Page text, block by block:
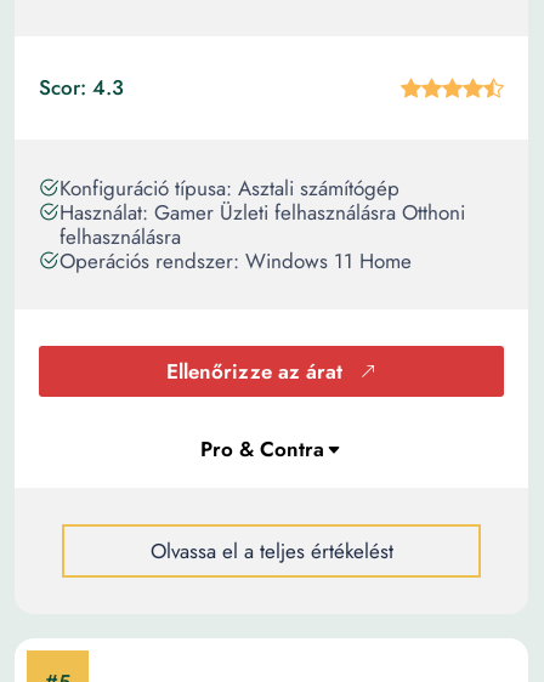
Scor: 4.3
Konfiguráció típusa: Asztali számítógép
Használat: Gamer Üzleti felhasználásra Otthoni
felhasználásra
Operációs rendszer: Windows 11 Home
Ellenőrizze az árat
Olvassa el a teljes értékelést